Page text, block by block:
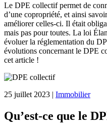
Le DPE collectif permet de
d’une copropriété, et ainsi
améliorer celles-ci. Il était
mais pas pour toutes. La loi
évoluer la réglementation du
évolutions concernant le DPE
cet article !
25 juillet 2023 | Immobilier
Qu’est-ce que le